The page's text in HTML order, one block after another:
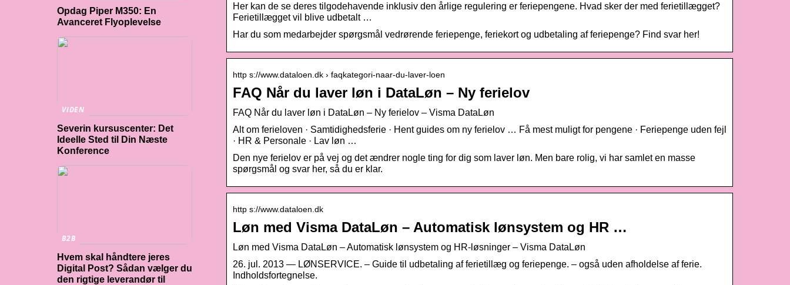
Her kan de se deres tilgodehavende inklusiv den årlige regulering er feriepengene. Hvad sker der med ferietillægget?
Ferietillægget vil blive udbetalt …
Har du som medarbejder spørgsmål vedrørende feriepenge, feriekort og udbetaling af feriepenge? Find svar her!
http s://www.dataloen.dk › faqkategori-naar-du-laver-loen
FAQ Når du laver løn i DataLøn – Ny ferielov
FAQ Når du laver løn i DataLøn – Ny ferielov – Visma DataLøn
Alt om ferieloven · Samtidighedsferie · Hent guides om ny ferielov … Få mest muligt for pengene · Feriepenge uden fejl
· HR & Personale · Lav løn …
Den nye ferielov er på vej og det ændrer nogle ting for dig som laver løn. Men bare rolig, vi har samlet en masse
spørgsmål og svar her, så du er klar.
http s://www.dataloen.dk
Løn med Visma DataLøn – Automatisk lønsystem og HR …
Løn med Visma DataLøn – Automatisk lønsystem og HR-løsninger – Visma DataLøn
26. jul. 2013 — LØNSERVICE. – Guide til udbetaling af ferietillæg og feriepenge. – også uden afholdelse af ferie.
Indholdsfortegnelse.
Opdag Piper M350: En
Avanceret Flyoplevelse
VIDEN
Severin kursuscenter: Det
Ideelle Sted til Din Næste
Konference
B2B
Hvem skal håndtere jeres
Digital Post? Sådan vælger du
den rigtige leverandør til